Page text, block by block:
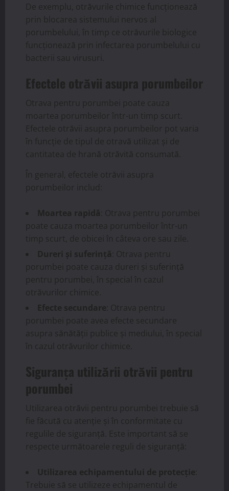
De exemplu, otrăvurile chimice funcționează
prin blocarea sistemului nervos al
porumbelului, în timp ce otrăvurile biologice
funcționează prin infectarea porumbelului cu
bacterii sau virusuri.
Efectele otrăvii asupra porumbeilor
Otrava pentru porumbei poate cauza
moartea porumbeilor într-un timp scurt.
Efectele otrăvii asupra porumbeilor pot varia
în funcție de tipul de otravă utilizat și de
cantitatea de hrană otrăvită consumată.
În general, efectele otrăvii asupra
porumbeilor includ:
Moartea rapidă : Otrava pentru porumbei
poate cauza moartea porumbeilor într-un
timp scurt, de obicei în câteva ore sau zile.
Dureri și suferință : Otrava pentru
porumbei poate cauza dureri și suferință
pentru porumbei, în special în cazul
otrăvurilor chimice.
Efecte secundare : Otrava pentru
porumbei poate avea efecte secundare
asupra sănătății publice și mediului, în special
în cazul otrăvurilor chimice.
Siguranța utilizării otrăvii pentru
porumbei
Utilizarea otrăvii pentru porumbei trebuie să
fie făcută cu atenție și în conformitate cu
regulile de siguranță. Este important să se
respecte următoarele reguli de siguranță:
Utilizarea echipamentului de protecție
Trebuie să se utilizeze echipamentul de